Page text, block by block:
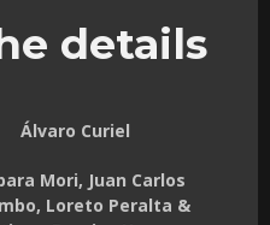
details
Álvaro Curiel
Mori, Juan Carlos
Loreto Peralta &